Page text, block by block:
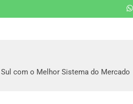
com o Melhor Sistema do Mercado